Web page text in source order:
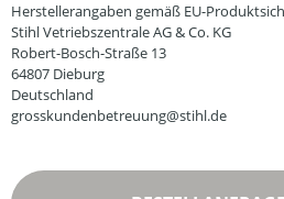
Herstellerangaben gemäß EU-
Stihl Vetriebszentrale AG & Co. KG
Robert-Bosch-Straße 13
64807 Dieburg
Deutschland
grosskundenbetreuung@stihl.de